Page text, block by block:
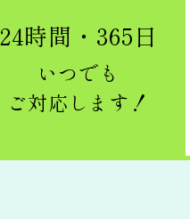
24時間・365日
いつでも
ご対応します！